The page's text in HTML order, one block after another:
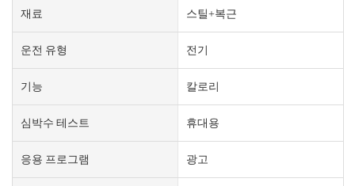
재료 스틸+복근
운전 유형 전기
기능 칼로리
심박수 테스트 휴대용
응용 프로그램 광고